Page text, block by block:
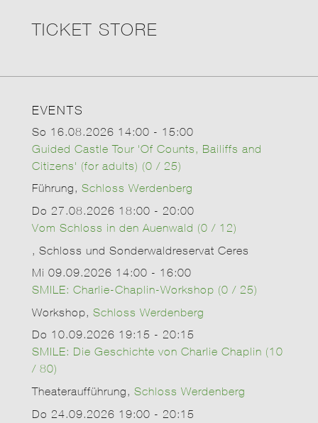
TICKET STORE
EVENTS
So 16.08.2026 14:00 - 15:00
Guided Castle Tour 'Of Counts, Bailiffs and
Citizens' (for adults) (0 / 25)
Führung, Schloss Werdenberg
Do 27.08.2026 18:00 - 20:00
Vom Schloss in den Auenwald (0 / 12)
, Schloss und Sonderwaldreservat Ceres
Mi 09.09.2026 14:00 - 16:00
SMILE: Charlie-Chaplin-Workshop (0 / 25)
Workshop, Schloss Werdenberg
Do 10.09.2026 19:15 - 20:15
SMILE: Die Geschichte von Charlie Chaplin (10
/ 80)
Theateraufführung, Schloss Werdenberg
Do 24.09.2026 19:00 - 20:15